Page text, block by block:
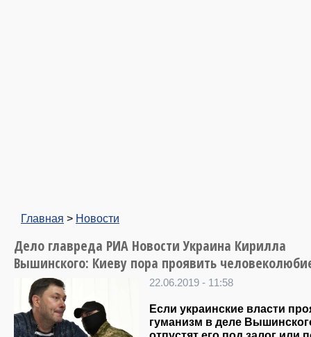
Главная > Новости
Дело главреда РИА Новости Украина Кирилла
Вышинского: Киеву пора проявить
22.06.2019 - 11:58
Если украинские власти
гуманизм в деле